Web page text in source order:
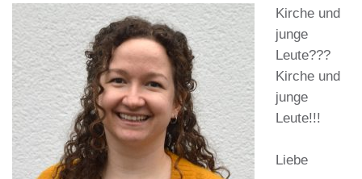
Kirche und
junge
Leute???
Kirche und
junge
Leute!!!
Liebe